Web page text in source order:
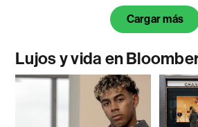
Cargar más
Lujos y vida en